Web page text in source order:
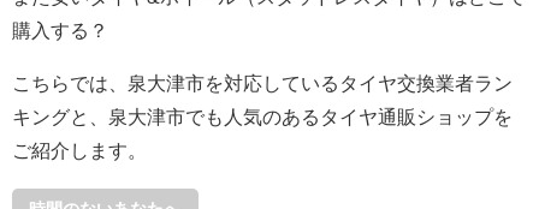
購入する？
こちらでは、泉大津市を対応しているタイヤ交換業者ラン
キングと、泉大津市でも人気のあるタイヤ通販ショップを
ご紹介します。